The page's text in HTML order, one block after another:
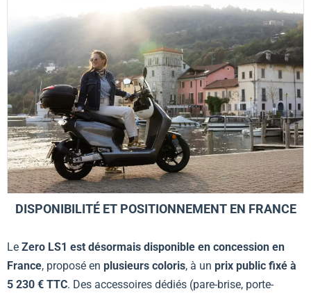
DISPONIBILITÉ ET POSITIONNEMENT EN FRANCE
Le Zero LS1 est désormais disponible en concession en
France, proposé en plusieurs coloris, à un prix public fixé à
5 230 € TTC. Des accessoires dédiés (pare-brise, porte-